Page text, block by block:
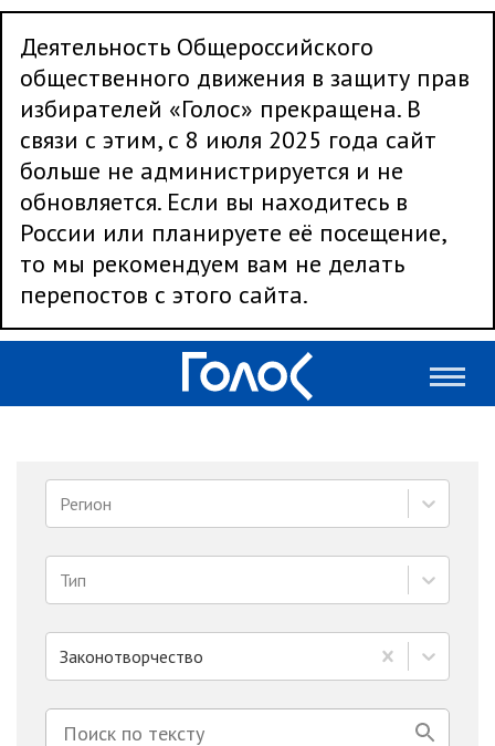
Деятельность Общероссийского
общественного движения в защиту прав
избирателей «Голос» прекращена. В
связи с этим, с 8 июля 2025 года сайт
больше не администрируется и не
обновляется. Если вы находитесь в
России или планируете её посещение,
то мы рекомендуем вам не делать
перепостов с этого сайта.
Регион
Тип
Законотворчество